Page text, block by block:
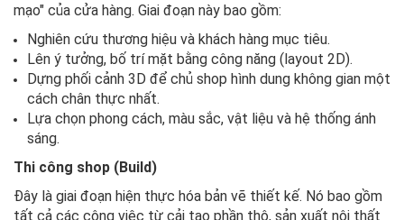
mạo" của cửa hàng. Giai đoạn này bao gồm:
Nghiên cứu thương hiệu và khách hàng mục tiêu.
Lên ý tưởng, bố trí mặt bằng công năng (layout 2D).
Dựng phối cảnh 3D để chủ shop hình dung không gian một
cách chân thực nhất.
Lựa chọn phong cách, màu sắc, vật liệu và hệ thống ánh
sáng.
Thi công shop (Build)
Đây là giai đoạn hiện thực hóa bản vẽ thiết kế. Nó bao gồm
tất cả các công việc từ cải tạo phần thô, sản xuất nội thất